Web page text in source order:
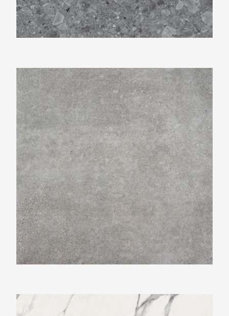
Beste Koop 600X600 Claire Cemento
Beste Koop 600X1200 Signoria Statuario